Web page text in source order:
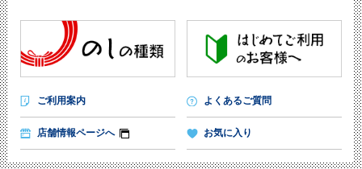
ご利用案内 よくあるご質問
店舗情報ページへ お気に入り